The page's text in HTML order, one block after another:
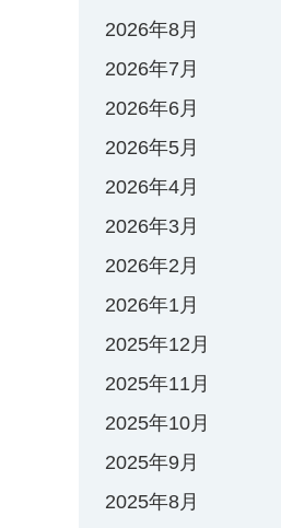
2026年8月
2026年7月
2026年6月
2026年5月
2026年4月
2026年3月
2026年2月
2026年1月
2025年12月
2025年11月
2025年10月
2025年9月
2025年8月